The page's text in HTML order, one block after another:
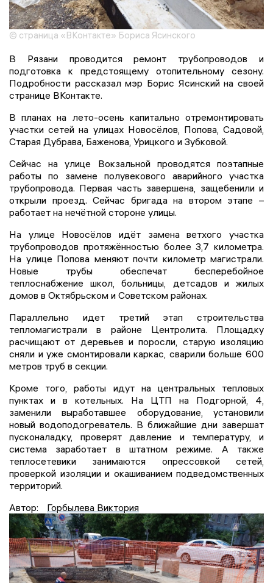
© страница «ВКонтакте» Бориса Ясинского
В Рязани проводится ремонт трубопроводов и
подготовка к предстоящему отопительному сезону.
Подробности рассказал мэр Борис Ясинский на своей
странице ВКонтакте.
В планах на лето-осень капитально отремонтировать
участки сетей на улицах Новосёлов, Попова, Садовой,
Старая Дубрава, Баженова, Урицкого и Зубковой.
Сейчас на улице Вокзальной проводятся поэтапные
работы по замене полувекового аварийного участка
трубопровода. Первая часть завершена, защебенили и
открыли проезд. Сейчас бригада на втором этапе –
работает на нечётной стороне улицы.
На улице Новосёлов идёт замена ветхого участка
трубопроводов протяжённостью более 3,7 километра.
На улице Попова меняют почти километр магистрали.
Новые трубы обеспечат бесперебойное
теплоснабжение школ, больницы, детсадов и жилых
домов в Октябрьском и Советском районах.
Параллельно идет третий этап строительства
тепломагистрали в районе Центролита. Площадку
расчищают от деревьев и поросли, старую изоляцию
сняли и уже смонтировали каркас, сварили больше 600
метров труб в секции.
Кроме того, работы идут на центральных тепловых
пунктах и в котельных. На ЦТП на Подгорной, 4,
заменили выработавшее оборудование, установили
новый водоподогреватель. В ближайшие дни завершат
пусконаладку, проверят давление и температуру, и
система заработает в штатном режиме. А также
теплосетевики занимаются опрессовкой сетей,
проверкой изоляции и окашиванием подведомственных
территорий.
Автор:
Горбылева Виктория